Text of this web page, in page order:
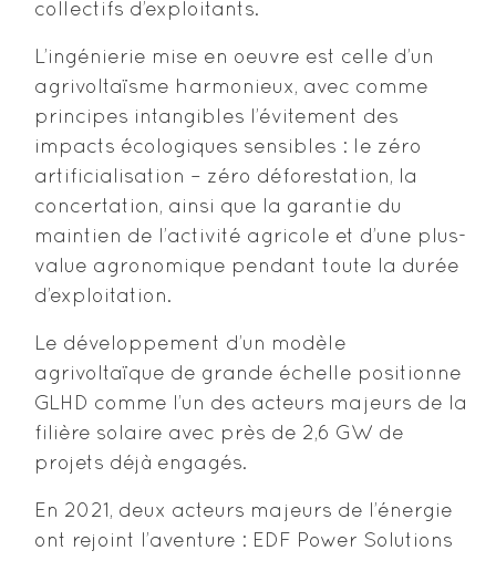
collectifs d’exploitants.
L’ingénierie mise en oeuvre est celle d’un
agrivoltaïsme harmonieux, avec comme
principes intangibles l’évitement des
impacts écologiques sensibles : le zéro
artificialisation – zéro déforestation, la
concertation, ainsi que la garantie du
maintien de l’activité agricole et d’une plus-
value agronomique pendant toute la durée
d’exploitation.
Le développement d’un modèle
agrivoltaïque de grande échelle positionne
GLHD comme l’un des acteurs majeurs de la
filière solaire avec près de 2,6 GW de
projets déjà engagés.
En 2021, deux acteurs majeurs de l’énergie
ont rejoint l’aventure : EDF Power Solutions